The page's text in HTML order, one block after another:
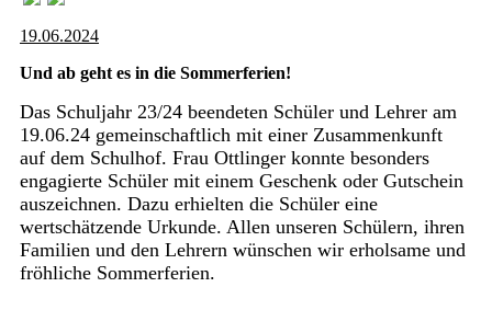
19.06.2024
Und ab geht es in die Sommerferien!
Das Schuljahr 23/24 beendeten Schüler und Lehrer am
19.06.24 gemeinschaftlich mit einer Zusammenkunft
auf dem Schulhof. Frau Ottlinger konnte besonders
engagierte Schüler mit einem Geschenk oder Gutschein
auszeichnen. Dazu erhielten die Schüler eine
wertschätzende Urkunde. Allen unseren Schülern, ihren
Familien und den Lehrern wünschen wir erholsame und
fröhliche Sommerferien.